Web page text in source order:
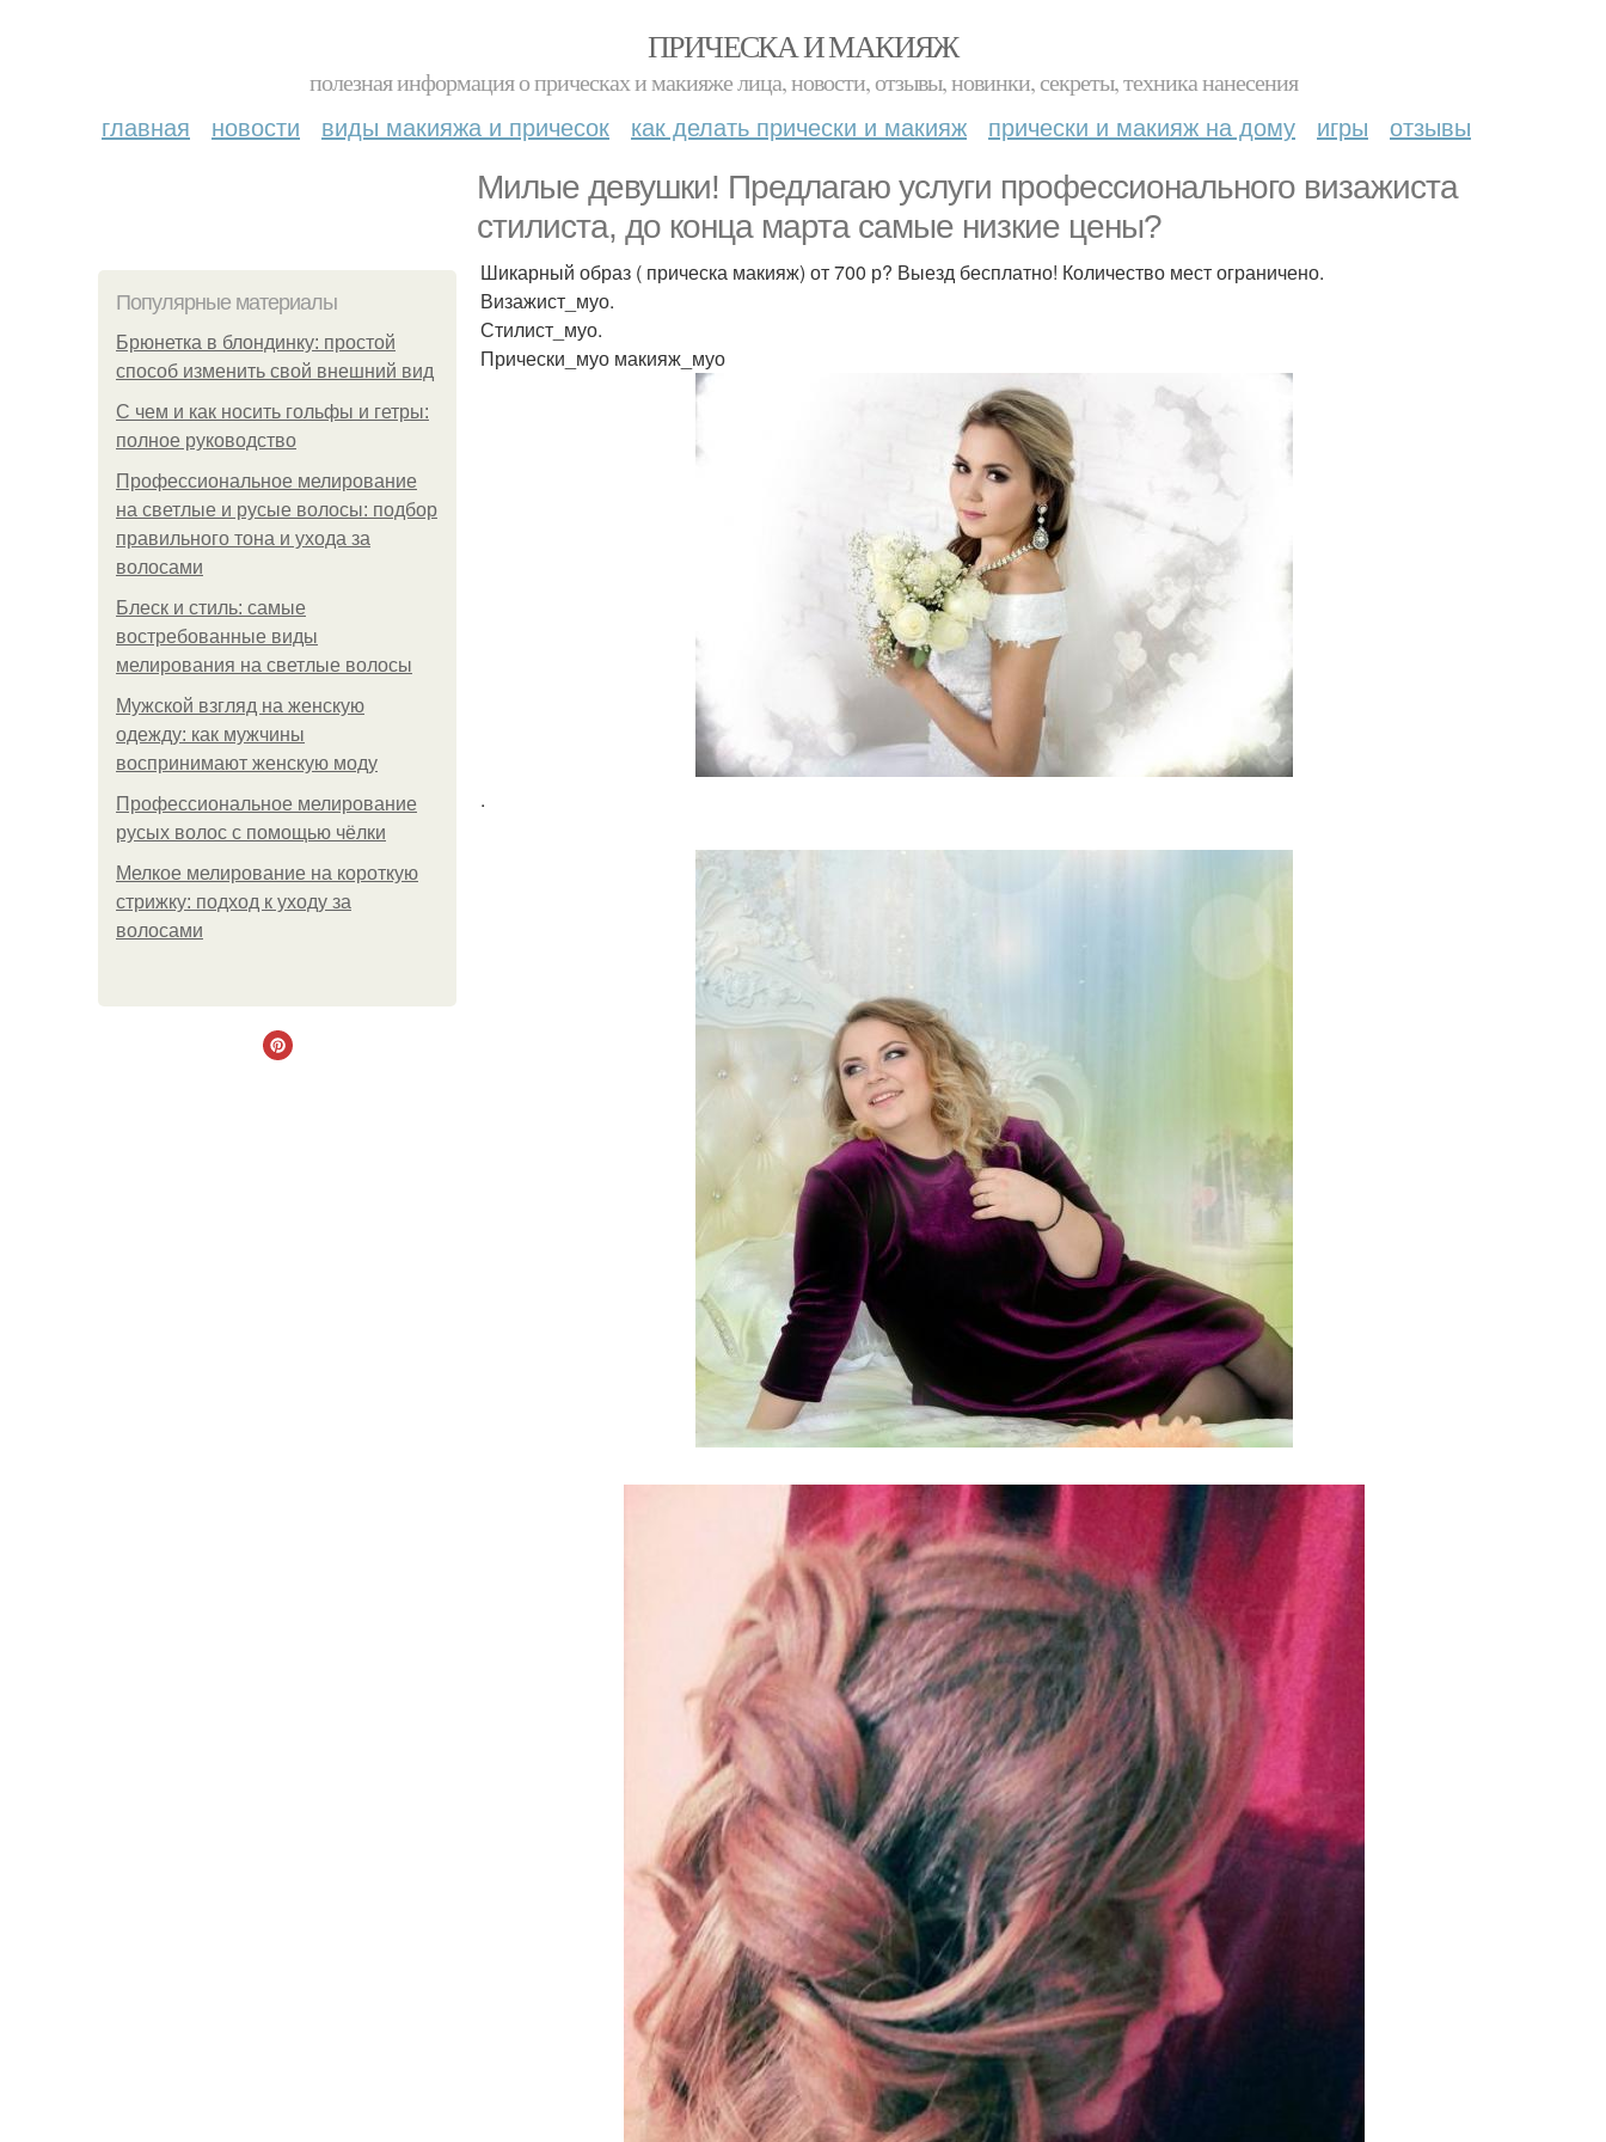
ПРИЧЕСКА И МАКИЯЖ
полезная информация о прическах и макияже лица, новости, отзывы, новинки, секреты, техника нанесения
главная новости виды макияжа и причесок как делать прически и макияж прически и макияж на дому игры отзывы
Милые девушки! Предлагаю услуги профессионального визажиста
стилиста, до конца марта самые низкие цены?
Популярные материалы
Брюнетка в блондинку: простой
способ изменить свой внешний вид
С чем и как носить гольфы и гетры:
полное руководство
Профессиональное мелирование
на светлые и русые волосы: подбор
правильного тона и ухода за
волосами
Блеск и стиль: самые
востребованные виды
мелирования на светлые волосы
Мужской взгляд на женскую
одежду: как мужчины
воспринимают женскую моду
Профессиональное мелирование
русых волос с помощью чёлки
Мелкое мелирование на короткую
стрижку: подход к уходу за
волосами
Шикарный образ ( прическа макияж) от 700 р? Выезд бесплатно! Количество мест ограничено.
Визажист_муо.
Стилист_муо.
Прически_муо макияж_муо
.